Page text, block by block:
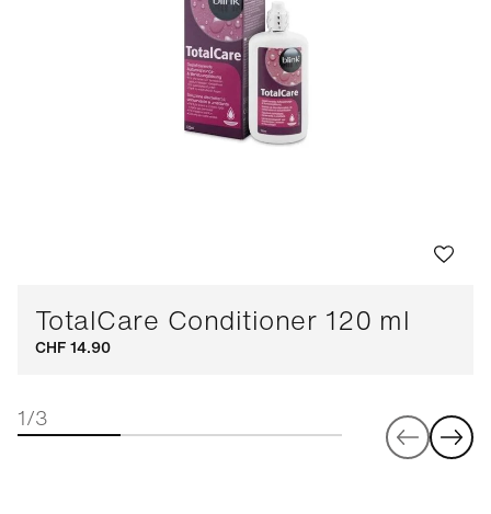
TotalCare Conditioner 120 ml
CHF 14.90
1/3